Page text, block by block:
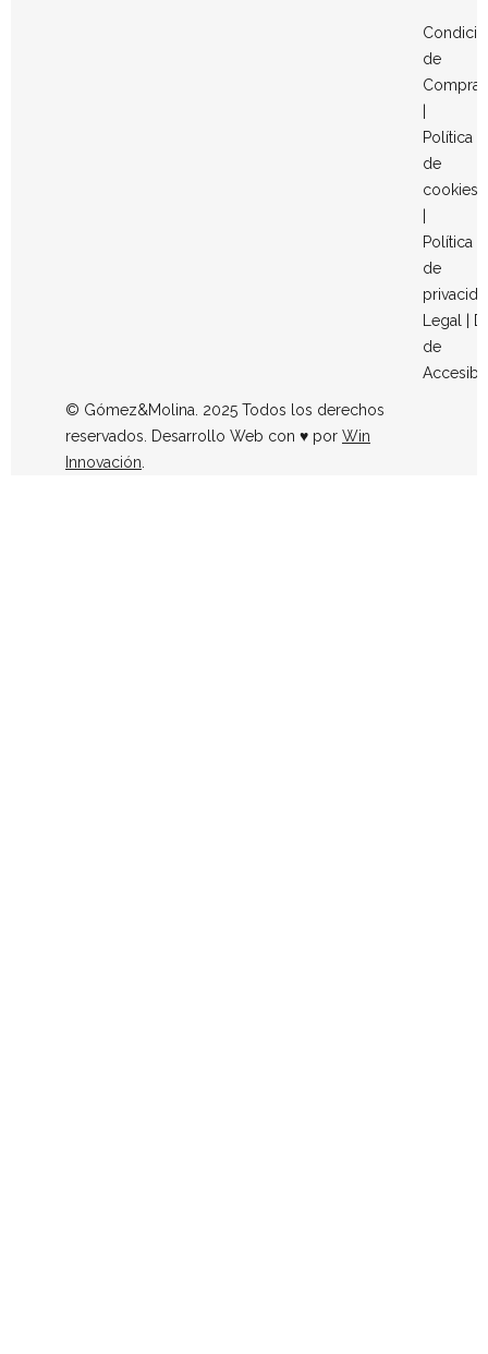
de
Compra
Política
de
cookies
Política
de
Legal
de
© Gómez&Molina. 2025 Todos los derechos
reservados. Desarrollo Web con ♥ por Win
Innovación.